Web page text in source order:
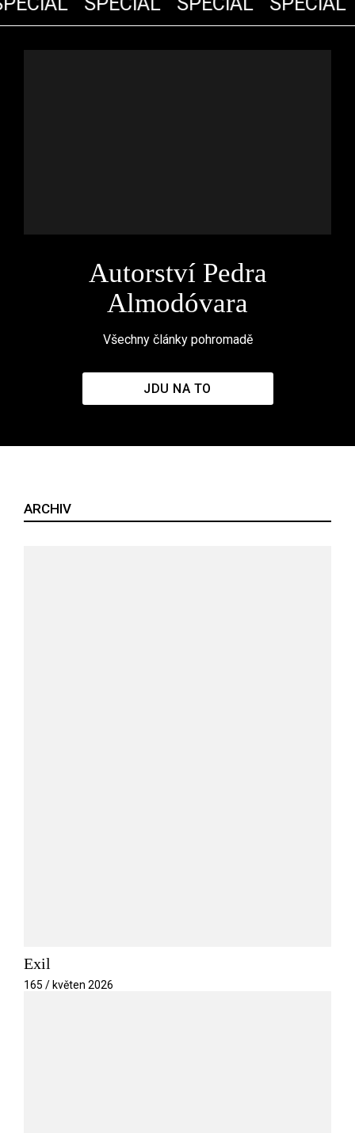
Autorství Pedra
Almodóvara
Všechny články pohromadě
JDU NA TO
ARCHIV
Exil
165 / květen 2026